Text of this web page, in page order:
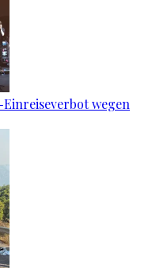
wegen